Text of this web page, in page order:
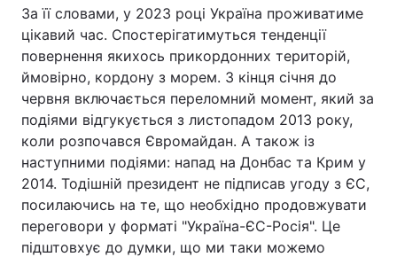
Економіка Світ
Наука
Техно і зв'язок Лайт
Зброя Інциденти
Здоров'я Туризм
Цікавинки Погода
Екологія Регіони
За її словами, у 2023 році Україна проживатиме
цікавий час. Спостерігатимуться тенденції
повернення якихось прикордонних територій,
ймовірно, кордону з морем. З кінця січня до
червня включається переломний момент, який за
подіями відгукується з листопадом 2013 року,
коли розпочався Євромайдан. А також із
наступними подіями: напад на Донбас та Крим у
2014. Тодішній президент не підписав угоду з ЄС,
посилаючись на те, що необхідно продовжувати
переговори у форматі "Україна-ЄС-Росія". Це
підштовхує до думки, що ми таки можемо